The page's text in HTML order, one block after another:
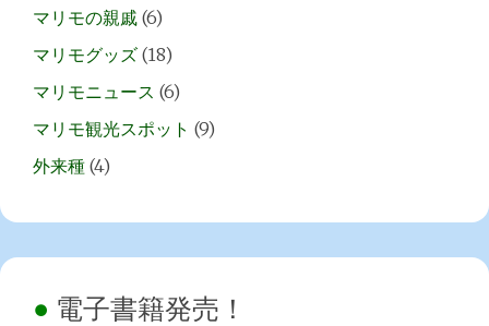
マリモの親戚 (6)
マリモグッズ (18)
マリモニュース (6)
マリモ観光スポット (9)
外来種 (4)
電子書籍発売！